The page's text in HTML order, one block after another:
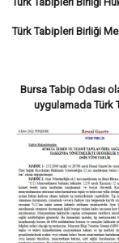
Türk Tabipleri Birliği
Bursa Tabip Odası
uygulamada Türk